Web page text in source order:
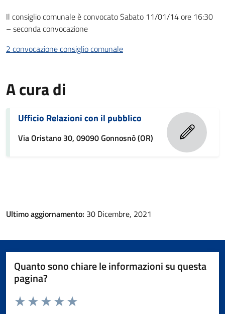
Il consiglio comunale è convocato Sabato 11/01/14 ore 16:30
– seconda convocazione
2 convocazione consiglio comunale
A cura di
Ufficio Relazioni con il pubblico
Via Oristano 30, 09090 Gonnosnò (OR)
Ultimo aggiornamento: 30 Dicembre, 2021
Quanto sono chiare le informazioni su questa
pagina?
Valuta da 1 a 5 stelle la pagina